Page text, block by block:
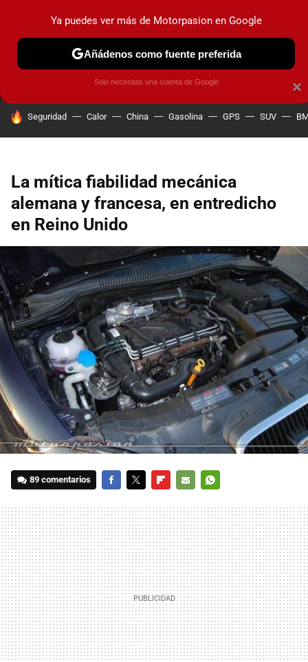
MENÚ NUEVO
COCHES ELÉCTRICOS OBSERVATORIO
HOY SE HABLA DE
Seguridad Calor China Gasolina GPS SUV
La mítica fiabilidad mecánica
alemana y francesa, en entredicho
en Reino Unido
89 comentarios
MAIL
×
Ya puedes ver más de Motorpasion en Google
Añádenos como fuente preferida
Solo necesitas una cuenta de Google